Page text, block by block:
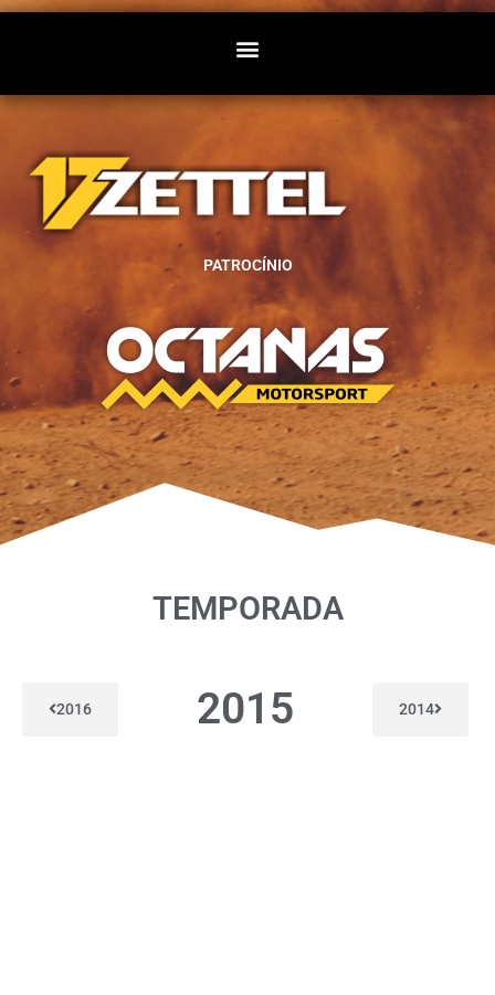
PATROCÍNIO
TEMPORADA
2016 2015 2014